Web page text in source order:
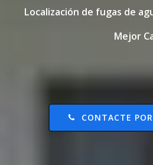
Localización de fugas de
Mejor
CONTACTE